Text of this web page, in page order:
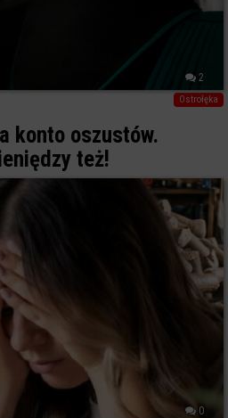
2
Ostrołęka
konto oszustów.
też!
0